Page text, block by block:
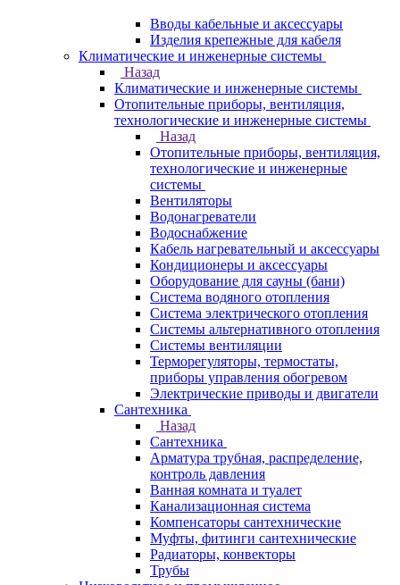
Вводы кабельные и аксессуары
Изделия крепежные для кабеля
Климатические и инженерные системы
Назад
Климатические и инженерные системы
Отопительные приборы, вентиляция,
технологические и инженерные системы
Назад
Отопительные приборы, вентиляция,
технологические и инженерные
системы
Вентиляторы
Водонагреватели
Водоснабжение
Кабель нагревательный и аксессуары
Кондиционеры и аксессуары
Оборудование для сауны (бани)
Система водяного отопления
Система электрического отопления
Системы альтернативного отопления
Системы вентиляции
Терморегуляторы, термостаты,
приборы управления обогревом
Электрические приводы и двигатели
Сантехника
Назад
Сантехника
Арматура трубная, распределение,
контроль давления
Ванная комната и туалет
Канализационная система
Компенсаторы сантехнические
Муфты, фитинги сантехнические
Радиаторы, конвекторы
Трубы